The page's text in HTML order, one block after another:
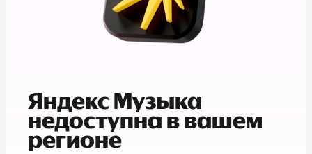
Яндекс Музыка
недоступна в вашем
регионе